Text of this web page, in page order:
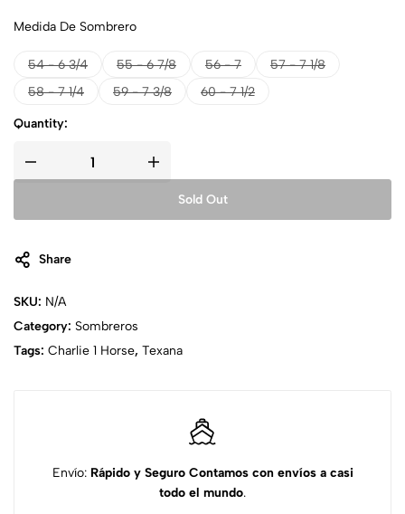
Medida De Sombrero
54 - 6 3/4 55 - 6 7/8 56 - 7
57 - 7 1/8
58 - 7 1/4
59 - 7 3/8 60 - 7 1/2
Quantity:
Sold Out
Share
SKU: N/A
Category: Sombreros
Tags: Charlie 1 Horse, Texana
Envío: Rápido y Seguro Contamos con envíos a casi
todo el mundo.